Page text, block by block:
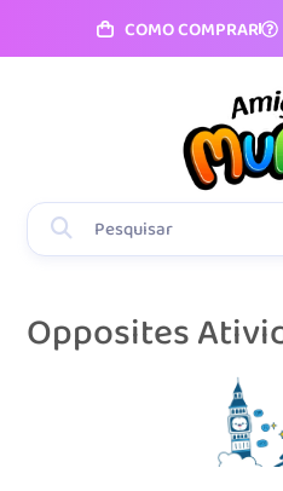
COMO COMPRAR
Opposites